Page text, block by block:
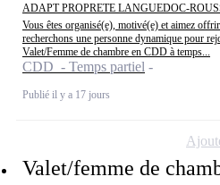
ADAPT PROPRETE LANGUEDOC-
Vous êtes organisé(e), motivé(e) et aimez
recherchons une personne dynamique pour
Valet/Femme de chambre en CDD à temps...
CDD - Temps partiel
Publié il y a 17 jours
Valet/femme de